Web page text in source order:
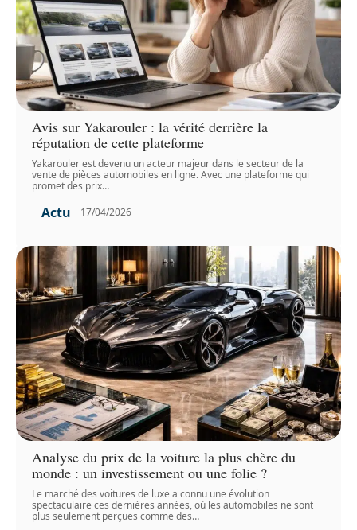
Avis sur Yakarouler : la vérité derrière la
réputation de cette plateforme
Yakarouler est devenu un acteur majeur dans le secteur de la
vente de pièces automobiles en ligne. Avec une plateforme qui
promet des prix…
Actu 17/04/2026
Analyse du prix de la voiture la plus chère du
monde : un investissement ou une folie ?
Le marché des voitures de luxe a connu une évolution
spectaculaire ces dernières années, où les automobiles ne sont
plus seulement perçues comme des…